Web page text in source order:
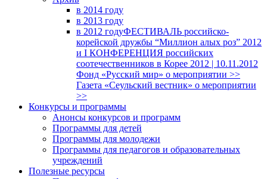
в 2014 году
в 2013 году
в 2012 годуФЕСТИВАЛЬ российско-
корейской дружбы “Миллион алых роз” 2012
и I КОНФЕРЕНЦИЯ российских
соотечественников в Корее 2012 | 10.11.2012
Фонд «Русский мир» о мероприятии >>
Газета «Сеульский вестник» о мероприятии
>>
Конкурсы и программы
Анонсы конкурсов и программ
Программы для детей
Программы для молодежи
Программы для педагогов и образовательных
учреждений
Полезные ресурсы